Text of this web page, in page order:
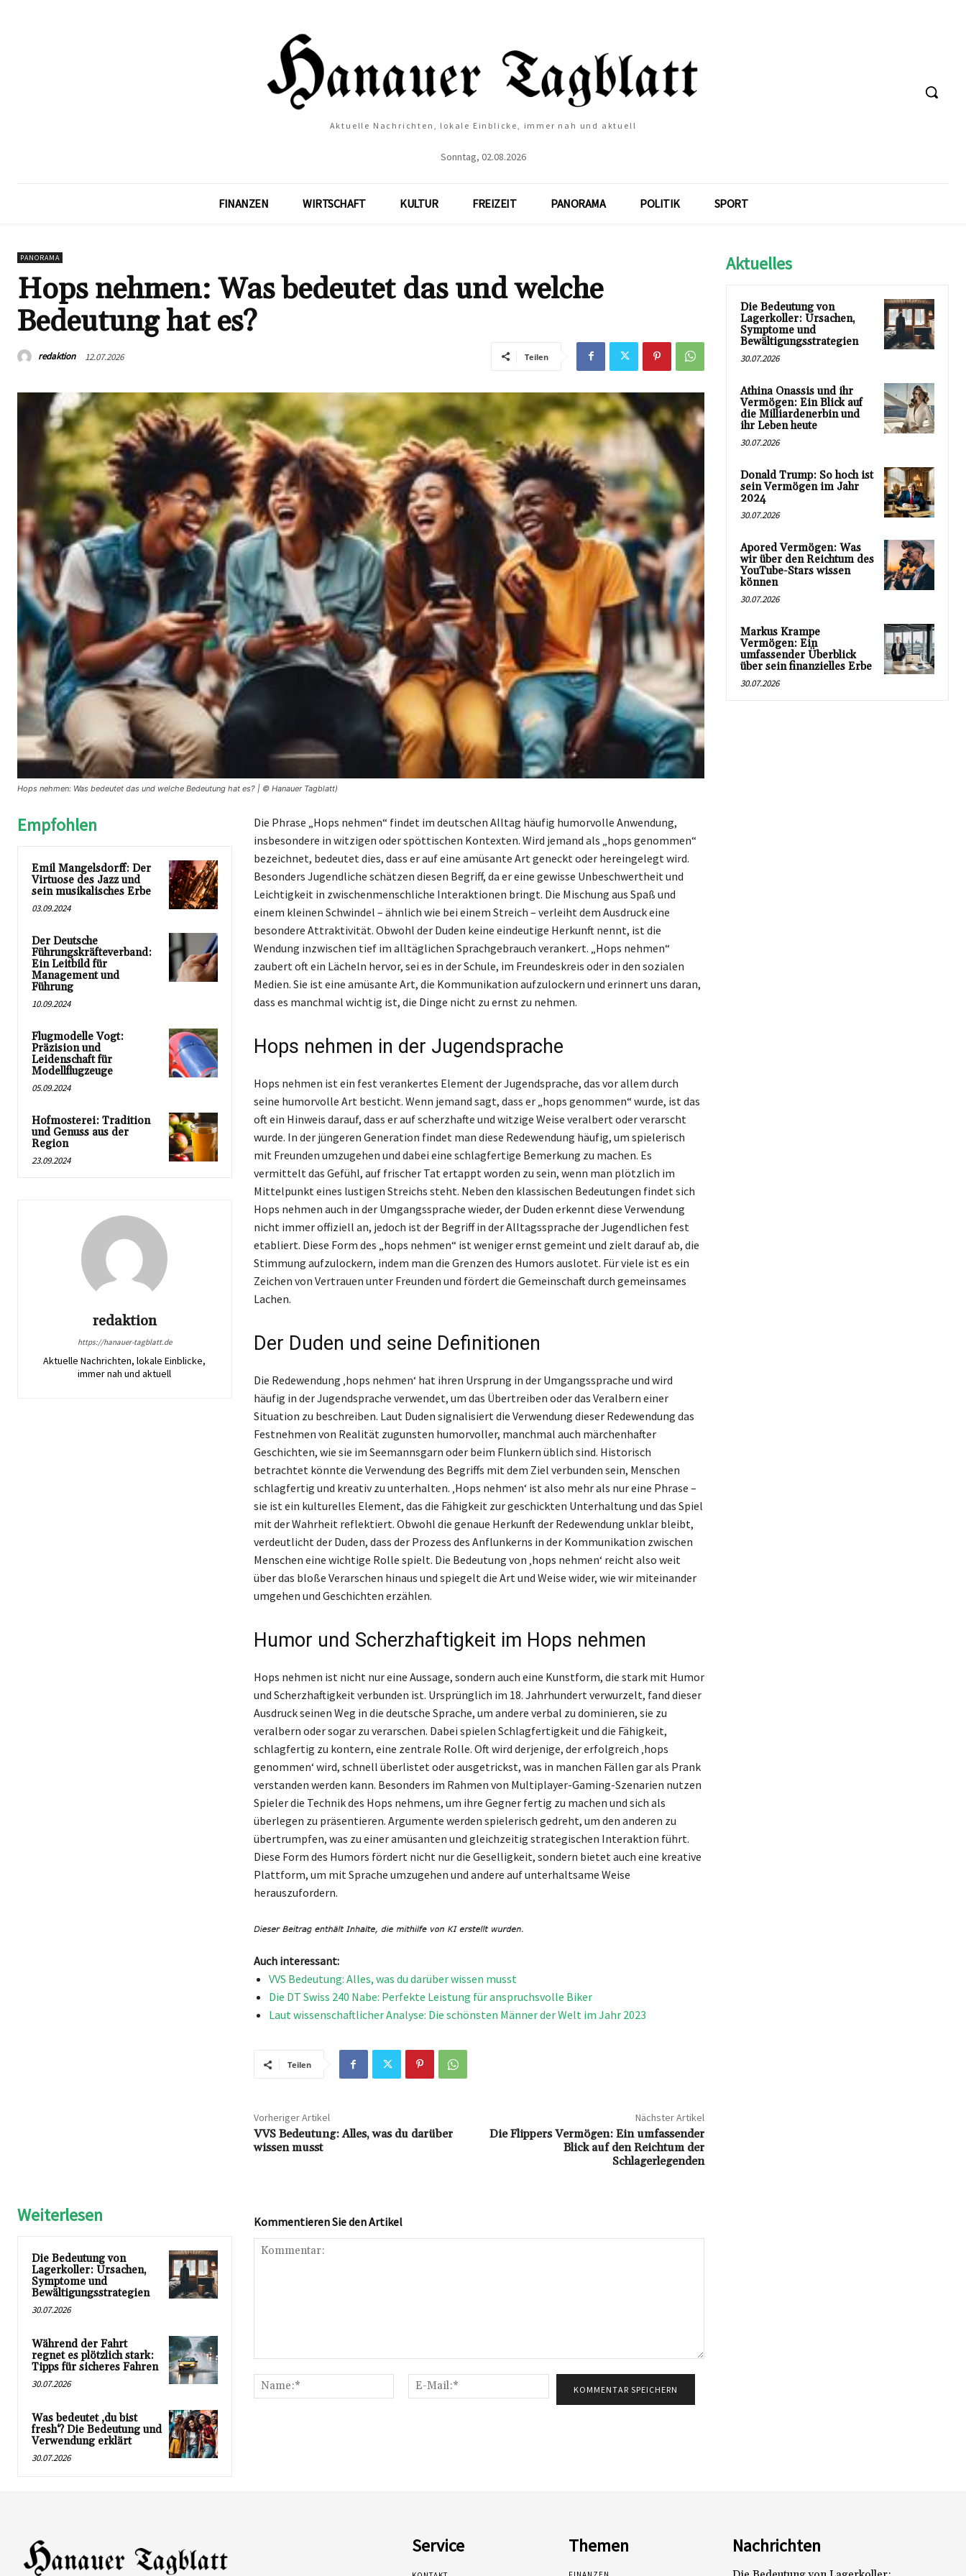
Aktuelle Nachrichten, lokale Einblicke, immer nah und aktuell
Sonntag, 02.08.2026
FINANZEN WIRTSCHAFT KULTUR FREIZEIT PANORAMA POLITIK SPORT
PANORAMA
Hops nehmen: Was bedeutet das und welche
Bedeutung hat es?
redaktion 12.07.2026 Teilen
Hops nehmen: Was bedeutet das und welche Bedeutung hat es? | © Hanauer Tagblatt)
Empfohlen
Emil Mangelsdorff: Der
Virtuose des Jazz und
sein musikalisches Erbe
03.09.2024
Der Deutsche
Führungskräfteverband:
Ein Leitbild für
Management und
Führung
10.09.2024
Flugmodelle Vogt:
Präzision und
Leidenschaft für
Modellflugzeuge
05.09.2024
Hofmosterei: Tradition
und Genuss aus der
Region
23.09.2024
redaktion
https://hanauer-tagblatt.de
Aktuelle Nachrichten, lokale Einblicke,
immer nah und aktuell
Die Phrase „Hops nehmen“ findet im deutschen Alltag häufig humorvolle Anwendung,
insbesondere in witzigen oder spöttischen Kontexten. Wird jemand als „hops genommen“
bezeichnet, bedeutet dies, dass er auf eine amüsante Art geneckt oder hereingelegt wird.
Besonders Jugendliche schätzen diesen Begriff, da er eine gewisse Unbeschwertheit und
Leichtigkeit in zwischenmenschliche Interaktionen bringt. Die Mischung aus Spaß und
einem kleinen Schwindel – ähnlich wie bei einem Streich – verleiht dem Ausdruck eine
besondere Attraktivität. Obwohl der Duden keine eindeutige Herkunft nennt, ist die
Wendung inzwischen tief im alltäglichen Sprachgebrauch verankert. „Hops nehmen“
zaubert oft ein Lächeln hervor, sei es in der Schule, im Freundeskreis oder in den sozialen
Medien. Sie ist eine amüsante Art, die Kommunikation aufzulockern und erinnert uns daran,
dass es manchmal wichtig ist, die Dinge nicht zu ernst zu nehmen.
Hops nehmen in der Jugendsprache
Hops nehmen ist ein fest verankertes Element der Jugendsprache, das vor allem durch
seine humorvolle Art besticht. Wenn jemand sagt, dass er „hops genommen“ wurde, ist das
oft ein Hinweis darauf, dass er auf scherzhafte und witzige Weise veralbert oder verarscht
wurde. In der jüngeren Generation findet man diese Redewendung häufig, um spielerisch
mit Freunden umzugehen und dabei eine schlagfertige Bemerkung zu machen. Es
vermittelt das Gefühl, auf frischer Tat ertappt worden zu sein, wenn man plötzlich im
Mittelpunkt eines lustigen Streichs steht. Neben den klassischen Bedeutungen findet sich
Hops nehmen auch in der Umgangssprache wieder, der Duden erkennt diese Verwendung
nicht immer offiziell an, jedoch ist der Begriff in der Alltagssprache der Jugendlichen fest
etabliert. Diese Form des „hops nehmen“ ist weniger ernst gemeint und zielt darauf ab, die
Stimmung aufzulockern, indem man die Grenzen des Humors auslotet. Für viele ist es ein
Zeichen von Vertrauen unter Freunden und fördert die Gemeinschaft durch gemeinsames
Lachen.
Der Duden und seine Definitionen
Die Redewendung ‚hops nehmen‘ hat ihren Ursprung in der Umgangssprache und wird
häufig in der Jugendsprache verwendet, um das Übertreiben oder das Veralbern einer
Situation zu beschreiben. Laut Duden signalisiert die Verwendung dieser Redewendung das
Festnehmen von Realität zugunsten humorvoller, manchmal auch märchenhafter
Geschichten, wie sie im Seemannsgarn oder beim Flunkern üblich sind. Historisch
betrachtet könnte die Verwendung des Begriffs mit dem Ziel verbunden sein, Menschen
schlagfertig und kreativ zu unterhalten. ‚Hops nehmen‘ ist also mehr als nur eine Phrase –
sie ist ein kulturelles Element, das die Fähigkeit zur geschickten Unterhaltung und das Spiel
mit der Wahrheit reflektiert. Obwohl die genaue Herkunft der Redewendung unklar bleibt,
verdeutlicht der Duden, dass der Prozess des Anflunkerns in der Kommunikation zwischen
Menschen eine wichtige Rolle spielt. Die Bedeutung von ‚hops nehmen‘ reicht also weit
über das bloße Verarschen hinaus und spiegelt die Art und Weise wider, wie wir miteinander
umgehen und Geschichten erzählen.
Humor und Scherzhaftigkeit im Hops nehmen
Hops nehmen ist nicht nur eine Aussage, sondern auch eine Kunstform, die stark mit Humor
und Scherzhaftigkeit verbunden ist. Ursprünglich im 18. Jahrhundert verwurzelt, fand dieser
Ausdruck seinen Weg in die deutsche Sprache, um andere verbal zu dominieren, sie zu
veralbern oder sogar zu verarschen. Dabei spielen Schlagfertigkeit und die Fähigkeit,
schlagfertig zu kontern, eine zentrale Rolle. Oft wird derjenige, der erfolgreich ‚hops
genommen‘ wird, schnell überlistet oder ausgetrickst, was in manchen Fällen gar als Prank
verstanden werden kann. Besonders im Rahmen von Multiplayer-Gaming-Szenarien nutzen
Spieler die Technik des Hops nehmens, um ihre Gegner fertig zu machen und sich als
überlegen zu präsentieren. Argumente werden spielerisch gedreht, um den anderen zu
übertrumpfen, was zu einer amüsanten und gleichzeitig strategischen Interaktion führt.
Diese Form des Humors fördert nicht nur die Geselligkeit, sondern bietet auch eine kreative
Plattform, um mit Sprache umzugehen und andere auf unterhaltsame Weise
herauszufordern.
Auch interessant:
VVS Bedeutung: Alles, was du darüber wissen musst
Die DT Swiss 240 Nabe: Perfekte Leistung für anspruchsvolle Biker
Laut wissenschaftlicher Analyse: Die schönsten Männer der Welt im Jahr 2023
Teilen
Vorheriger Artikel
VVS Bedeutung: Alles, was du darüber
wissen musst
Nächster Artikel
Die Flippers Vermögen: Ein umfassender
Blick auf den Reichtum der
Schlagerlegenden
Weiterlesen
Die Bedeutung von
Lagerkoller: Ursachen,
Symptome und
Bewältigungsstrategien
30.07.2026
Während der Fahrt
regnet es plötzlich stark:
Tipps für sicheres Fahren
30.07.2026
Was bedeutet ‚du bist
fresh‘? Die Bedeutung und
Verwendung erklärt
30.07.2026
Kommentieren Sie den Artikel
Name:*
Mail:*
Aktuelles
Die Bedeutung von
Lagerkoller: Ursachen,
Symptome und
Bewältigungsstrategien
30.07.2026
Athina Onassis und ihr
Vermögen: Ein Blick auf
die Milliardenerbin und
ihr Leben heute
30.07.2026
Donald Trump: So hoch ist
sein Vermögen im Jahr
2024
30.07.2026
Apored Vermögen: Was
wir über den Reichtum des
YouTube-Stars wissen
können
30.07.2026
Markus Krampe
Vermögen: Ein
umfassender Überblick
über sein finanzielles Erbe
30.07.2026
Service Themen Nachrichten